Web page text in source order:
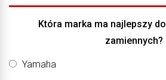
Która marka ma najlepszy
zamiennych?
Yamaha